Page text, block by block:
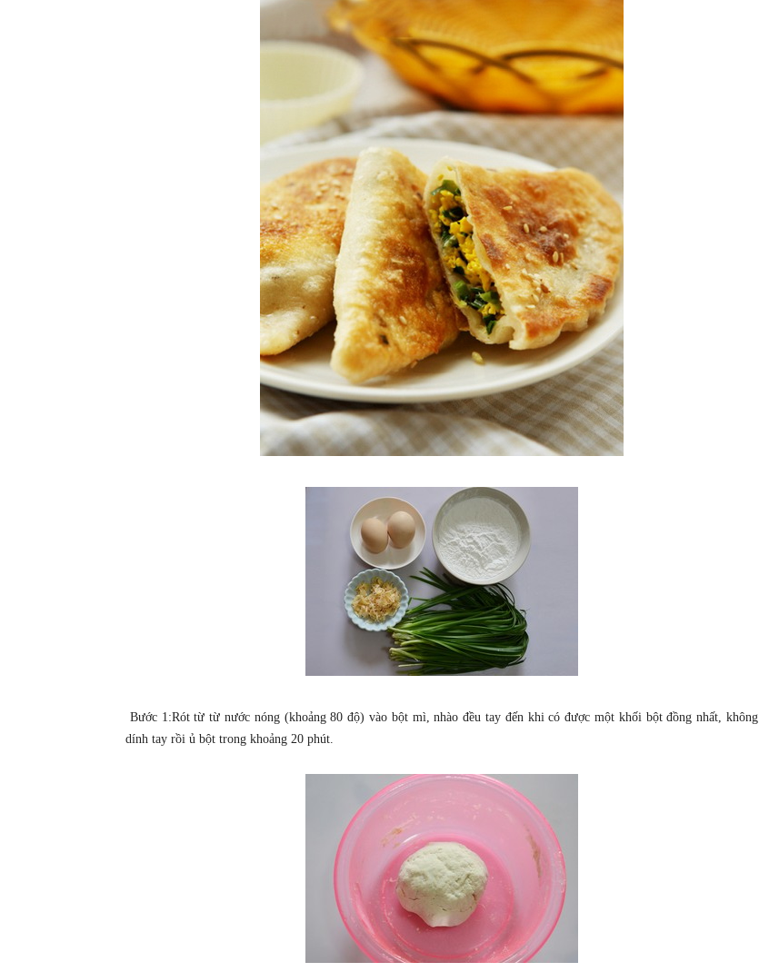
Bước 1:Rót từ từ nước nóng (khoảng 80 độ) vào bột mì, nhào đều tay đến khi có được một khối bột đồng nhất, không
dính tay rồi ủ bột trong khoảng 20 phút.